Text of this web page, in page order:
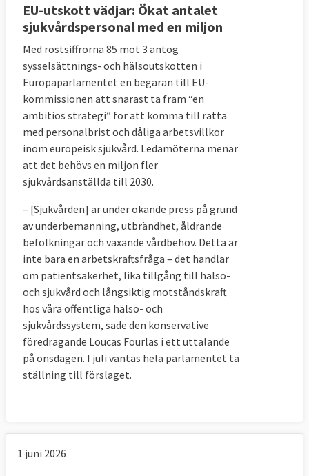
EU-utskott vädjar: Ökat antalet
sjukvårdspersonal med en miljon
Med röstsiffrorna 85 mot 3 antog
sysselsättnings- och hälsoutskotten i
Europaparlamentet en begäran till EU-
kommissionen att snarast ta fram “en
ambitiös strategi” för att komma till rätta
med personalbrist och dåliga arbetsvillkor
inom europeisk sjukvård. Ledamöterna menar
att det behövs en miljon fler
sjukvårdsanställda till 2030.
– [Sjukvården] är under ökande press på grund
av underbemanning, utbrändhet, åldrande
befolkningar och växande vårdbehov. Detta är
inte bara en arbetskraftsfråga – det handlar
om patientsäkerhet, lika tillgång till hälso-
och sjukvård och långsiktig motståndskraft
hos våra offentliga hälso- och
sjukvårdssystem, sade den konservative
föredragande Loucas Fourlas i ett uttalande
på onsdagen. I juli väntas hela parlamentet ta
ställning till förslaget.
1 juni 2026